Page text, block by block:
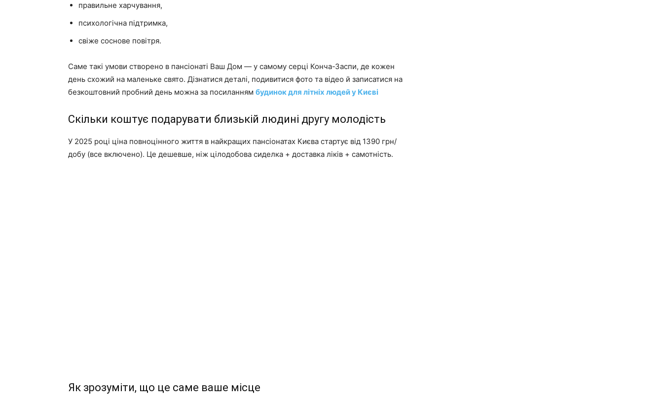
правильне харчування,
психологічна підтримка,
свіже соснове повітря.
Саме такі умови створено в пансіонаті Ваш Дом — у самому серці Конча-Заспи, де кожен
день схожий на маленьке свято. Дізнатися деталі, подивитися фото та відео й записатися на
безкоштовний пробний день можна за посиланням будинок для літніх людей у Києві
Скільки коштує подарувати близькій людині другу молодість
У 2025 році ціна повноцінного життя в найкращих пансіонатах Києва стартує від 1390 грн/
добу (все включено). Це дешевше, ніж цілодобова сиделка + доставка ліків + самотність.
Як зрозуміти, що це саме ваше місце